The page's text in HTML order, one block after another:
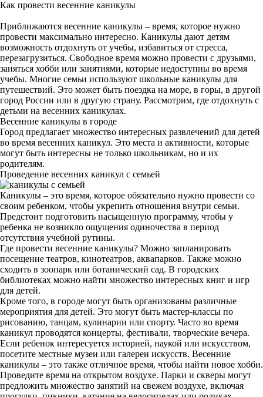
Как провести весенние каникулы
Приближаются весенние каникулы – время, которое нужно
провести максимально интересно. Каникулы дают детям
возможность отдохнуть от учебы, избавиться от стресса,
перезагрузиться. Свободное время можно провести с друзьями,
заняться хобби или занятиями, которые недоступны во время
учебы. Многие семьи используют школьные каникулы для
путешествий. Это может быть поездка на море, в горы, в другой
город России или в другую страну. Рассмотрим, где отдохнуть с
детьми на весенних каникулах.
Весенние каникулы в городе
Город предлагает множество интересных развлечений для детей
во время весенних каникул. Это места и активности, которые
могут быть интересны не только школьникам, но и их
родителям.
Проведение весенних каникул с семьей
Каникулы – это время, которое обязательно нужно провести со
своим ребенком, чтобы укрепить отношения внутри семьи.
Предстоит подготовить насыщенную программу, чтобы у
ребенка не возникло ощущения одиночества в период
отсутствия учебной рутины.
Где провести весенние каникулы? Можно запланировать
посещение театров, кинотеатров, аквапарков. Также можно
сходить в зоопарк или ботанический сад. В городских
библиотеках можно найти множество интересных книг и игр
для детей.
Кроме того, в городе могут быть организованы различные
мероприятия для детей. Это могут быть мастер-классы по
рисованию, танцам, кулинарии или спорту. Часто во время
каникул проводятся концерты, фестивали, творческие вечера.
Если ребенок интересуется историей, наукой или искусством,
посетите местные музеи или галереи искусств. Весенние
каникулы – это также отличное время, чтобы найти новое хобби.
Проведите время на открытом воздухе. Парки и скверы могут
предложить множество занятий на свежем воздухе, включая